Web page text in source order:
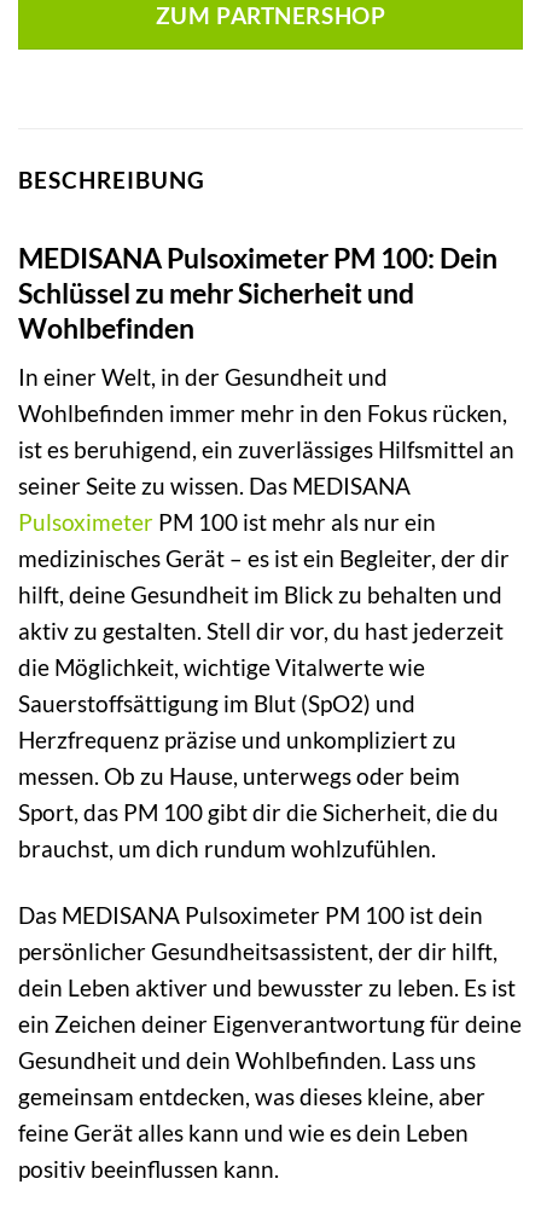
ZUM PARTNERSHOP
BESCHREIBUNG
MEDISANA Pulsoximeter PM 100: Dein
Schlüssel zu mehr Sicherheit und
Wohlbefinden
In einer Welt, in der Gesundheit und
Wohlbefinden immer mehr in den Fokus rücken,
ist es beruhigend, ein zuverlässiges Hilfsmittel an
seiner Seite zu wissen. Das MEDISANA
Pulsoximeter PM 100 ist mehr als nur ein
medizinisches Gerät – es ist ein Begleiter, der dir
hilft, deine Gesundheit im Blick zu behalten und
aktiv zu gestalten. Stell dir vor, du hast jederzeit
die Möglichkeit, wichtige Vitalwerte wie
Sauerstoffsättigung im Blut (SpO2) und
Herzfrequenz präzise und unkompliziert zu
messen. Ob zu Hause, unterwegs oder beim
Sport, das PM 100 gibt dir die Sicherheit, die du
brauchst, um dich rundum wohlzufühlen.
Das MEDISANA Pulsoximeter PM 100 ist dein
persönlicher Gesundheitsassistent, der dir hilft,
dein Leben aktiver und bewusster zu leben. Es ist
ein Zeichen deiner Eigenverantwortung für deine
Gesundheit und dein Wohlbefinden. Lass uns
gemeinsam entdecken, was dieses kleine, aber
feine Gerät alles kann und wie es dein Leben
positiv beeinflussen kann.